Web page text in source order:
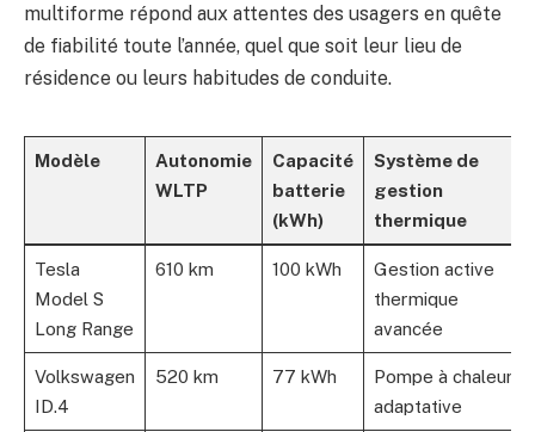
multiforme répond aux attentes des usagers en quête
de fiabilité toute l’année, quel que soit leur lieu de
résidence ou leurs habitudes de conduite.
Modèle
Autonomie
WLTP
Capacité
batterie
(kWh)
Système de
gestion
thermique
Tesla
Model S
Long Range
610 km 100 kWh
Gestion active
thermique
avancée
Volkswagen
ID.4
520 km 77 kWh
Pompe à chaleur
adaptative